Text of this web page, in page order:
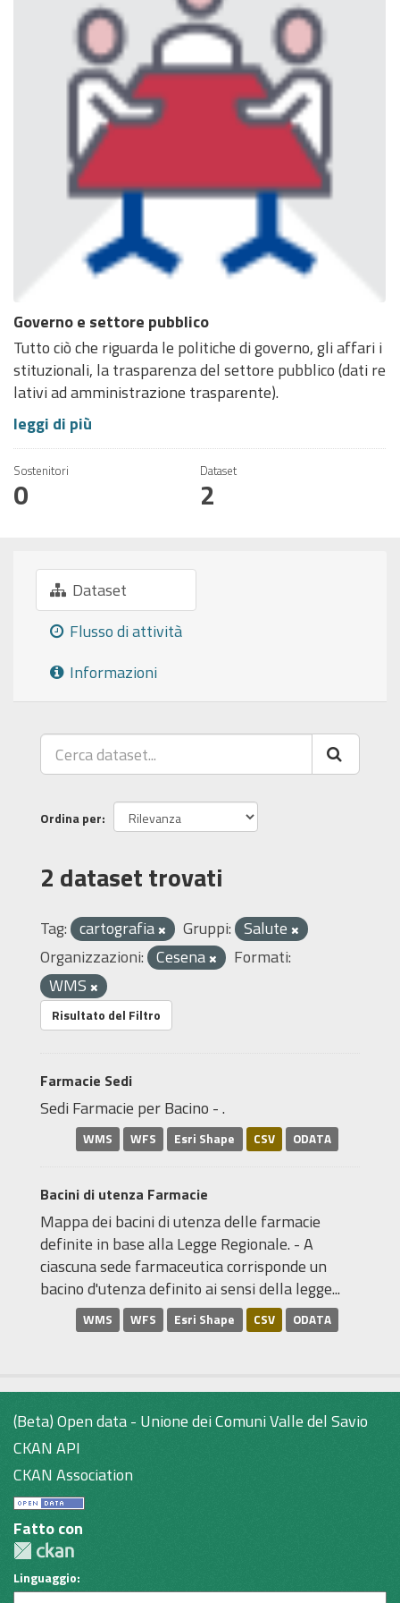
Governo e settore pubblico
Tutto ciò che riguarda le politiche di governo, gli affari i
stituzionali, la trasparenza del settore pubblico (dati re
lativi ad amministrazione trasparente).
leggi di più
Sostenitori
0
Dataset
2
Dataset
Flusso di attività
Informazioni
Ordina per
2 dataset trovati
Tag: cartografia Gruppi: Salute
Organizzazioni: Cesena
Formati:
WMS
Risultato del Filtro
Farmacie Sedi
Sedi Farmacie per Bacino - .
WMS WFS Esri Shape CSV ODATA
Bacini di utenza Farmacie
Mappa dei bacini di utenza delle farmacie
definite in base alla Legge Regionale. - A
ciascuna sede farmaceutica corrisponde un
bacino d'utenza definito ai sensi della legge...
WMS WFS Esri Shape CSV ODATA
(Beta) Open data - Unione dei Comuni Valle del Savio
CKAN API
CKAN Association
Fatto con
Linguaggio